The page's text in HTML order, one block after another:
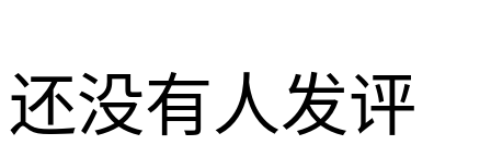
还没有人发评